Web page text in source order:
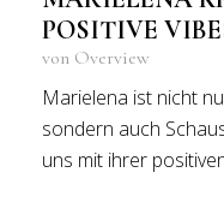
POSITIVE
von Overview
Marielena ist nicht
sondern auch
uns mit ihrer